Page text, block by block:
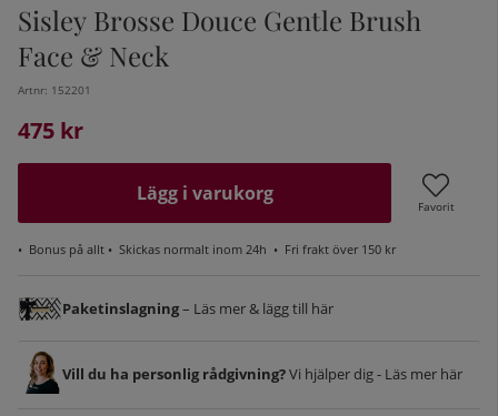
Sisley Brosse Douce Gentle Brush
Face & Neck
Artnr: 152201
475 kr
Lägg i varukorg
Favorit
• Bonus på allt • Skickas normalt inom 24h • Fri frakt över 150 kr
Paketinslagning– Läs mer & lägg till här
Vill du ha personlig rådgivning?Vi hjälper dig - Läs mer här